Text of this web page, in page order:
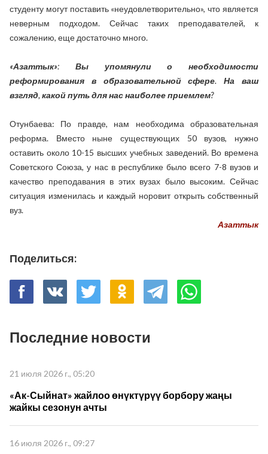
студенту могут поставить «неудовлетворительно», что является
неверным подходом. Сейчас таких преподавателей, к
сожалению, еще достаточно много.
«Азаттык»: Вы упомянули о необходимости
реформирования в образовательной сфере. На ваш
взгляд, какой путь для нас наиболее приемлем?
Отунбаева: По правде, нам необходима образовательная
реформа. Вместо ныне существующих 50 вузов, нужно
оставить около 10-15 высших учебных заведений. Во времена
Советского Союза, у нас в республике было всего 7-8 вузов и
качество преподавания в этих вузах было высоким. Сейчас
ситуация изменилась и каждый норовит открыть собственный
вуз.
Азаттык
Поделиться:
Последние новости
21 июля 2026 г., 05:20
«Ак-Сыйнат» жайлоо өнүктүрүү борбору жаңы
жайкы сезонун ачты
16 июля 2026 г., 09:27